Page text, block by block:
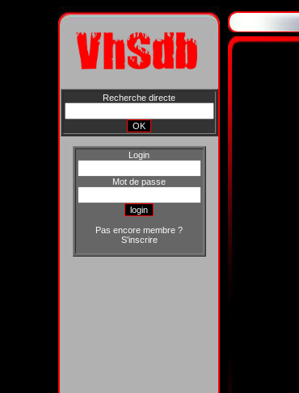
Recherche directe
Login
Mot de passe
Pas encore membre ?
S'inscrire